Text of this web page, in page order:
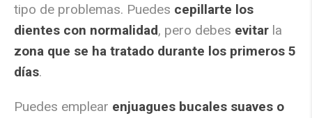
tipo de problemas. Puedes cepillarte los
dientes con normalidad, pero debes evitar la
zona que se ha tratado durante los primeros 5
días.
Puedes emplear enjuagues bucales suaves o